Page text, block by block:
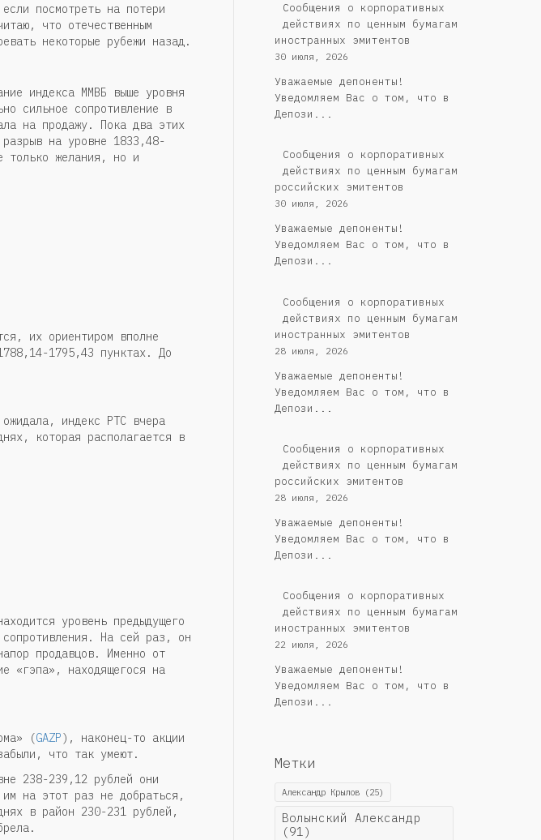
посмотреть на потери
что отечественным
некоторые рубежи назад.
индекса ММВБ выше уровня
сильное сопротивление в
на продажу. Пока два этих
на уровне 1833,48-
только желания, но и
их ориентиром вполне
1795,43 пунктах. До
индекс РТС вчера
которая располагается в
уровень предыдущего
На сей раз, он
продавцов. Именно от
«гэпа», находящегося на
(GAZP), наконец-то акции
что так умеют.
238-239,12 рублей они
на этот раз не добраться,
в район 230-231 рублей,
Сообщения о корпоративных
действиях по ценным бумагам
иностранных эмитентов
30 июля, 2026
Уважаемые депоненты!
Уведомляем Вас о том, что в
Депози...
Cообщения о корпоративных
действиях по ценным бумагам
российских эмитентов
30 июля, 2026
Уважаемые депоненты!
Уведомляем Вас о том, что в
Депози...
Сообщения о корпоративных
действиях по ценным бумагам
иностранных эмитентов
28 июля, 2026
Уважаемые депоненты!
Уведомляем Вас о том, что в
Депози...
Cообщения о корпоративных
действиях по ценным бумагам
российских эмитентов
28 июля, 2026
Уважаемые депоненты!
Уведомляем Вас о том, что в
Депози...
Сообщения о корпоративных
действиях по ценным бумагам
иностранных эмитентов
22 июля, 2026
Уважаемые депоненты!
Уведомляем Вас о том, что в
Депози...
Метки
Александр Крылов(25)
Волынский Александр
(91)